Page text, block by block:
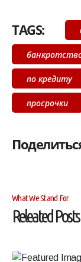
TAGS:
по кредиту
просрочки
What We Stand For
Releated Posts